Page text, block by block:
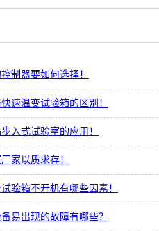
制器要如何选择！
速温变试验箱的区别！
入式试验室的应用！
家以质求存！
验箱不开机有哪些因素！
易出现的故障有哪些？